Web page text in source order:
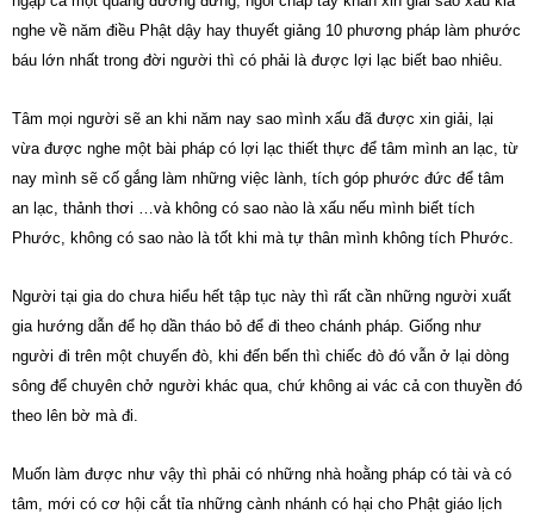
nghe về năm điều Phật dậy hay thuyết giảng 10 phương pháp làm phước
báu lớn nhất trong đời người thì có phải là được lợi lạc biết bao nhiêu.
Tâm mọi người sẽ an khi năm nay sao mình xấu đã được xin giải, lại
vừa được nghe một bài pháp có lợi lạc thiết thực để tâm mình an lạc, từ
nay mình sẽ cố gắng làm những việc lành, tích góp phước đức để tâm
an lạc, thảnh thơi …và không có sao nào là xấu nếu mình biết tích
Phước, không có sao nào là tốt khi mà tự thân mình không tích Phước.
Người tại gia do chưa hiểu hết tập tục này thì rất cần những người xuất
gia hướng dẫn để họ dần tháo bỏ để đi theo chánh pháp. Giống như
người đi trên một chuyến đò, khi đến bến thì chiếc đò đó vẫn ở lại dòng
sông để chuyên chở người khác qua, chứ không ai vác cả con thuyền đó
theo lên bờ mà đi.
Muốn làm được như vậy thì phải có những nhà hoằng pháp có tài và có
tâm, mới có cơ hội cắt tỉa những cành nhánh có hại cho Phật giáo lịch